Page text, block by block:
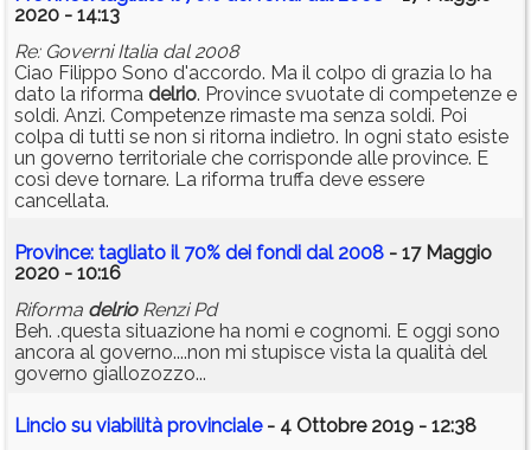
2020 - 14:13
Re: Governi Italia dal 2008
Ciao Filippo Sono d'accordo. Ma il colpo di grazia lo ha
dato la riforma delrio. Province svuotate di competenze e
soldi. Anzi. Competenze rimaste ma senza soldi. Poi
colpa di tutti se non si ritorna indietro. In ogni stato esiste
un governo territoriale che corrisponde alle province. E
così deve tornare. La riforma truffa deve essere
cancellata.
Province: tagliato il 70% dei fondi dal 2008 - 17 Maggio
2020 - 10:16
Riforma delrioRenzi Pd
Beh. .questa situazione ha nomi e cognomi. E oggi sono
ancora al governo....non mi stupisce vista la qualità del
governo giallozozzo...
Lincio su viabilità provinciale- 4 Ottobre 2019 - 12:38